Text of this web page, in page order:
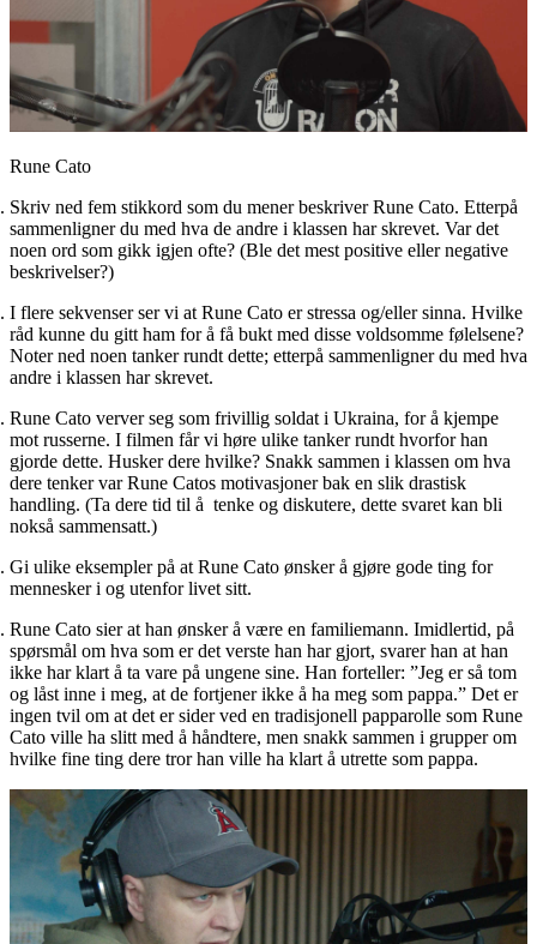
Rune Cato
Skriv ned fem stikkord som du mener beskriver Rune Cato. Etterpå
sammenligner du med hva de andre i klassen har skrevet. Var det
noen ord som gikk igjen ofte? (Ble det mest positive eller negative
beskrivelser?)
I flere sekvenser ser vi at Rune Cato er stressa og/eller sinna. Hvilke
råd kunne du gitt ham for å få bukt med disse voldsomme følelsene?
Noter ned noen tanker rundt dette; etterpå sammenligner du med hva
andre i klassen har skrevet.
Rune Cato verver seg som frivillig soldat i Ukraina, for å kjempe
mot russerne. I filmen får vi høre ulike tanker rundt hvorfor han
gjorde dette. Husker dere hvilke? Snakk sammen i klassen om hva
dere tenker var Rune Catos motivasjoner bak en slik drastisk
handling. (Ta dere tid til å tenke og diskutere, dette svaret kan bli
nokså sammensatt.)
Gi ulike eksempler på at Rune Cato ønsker å gjøre gode ting for
mennesker i og utenfor livet sitt.
Rune Cato sier at han ønsker å være en familiemann. Imidlertid, på
spørsmål om hva som er det verste han har gjort, svarer han at han
ikke har klart å ta vare på ungene sine. Han forteller: ”Jeg er så tom
og låst inne i meg, at de fortjener ikke å ha meg som pappa.” Det er
ingen tvil om at det er sider ved en tradisjonell papparolle som Rune
Cato ville ha slitt med å håndtere, men snakk sammen i grupper om
hvilke fine ting dere tror han ville ha klart å utrette som pappa.